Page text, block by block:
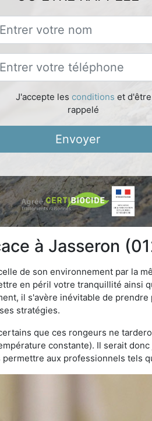
J'accepte les conditions et d'être
rappelé
Envoyer
à Jasseron
de son environnement par la
en péril votre tranquillité ainsi
il s'avère inévitable de
stratégies.
que ces rongeurs ne
constante). Il serait
aux professionnels tels